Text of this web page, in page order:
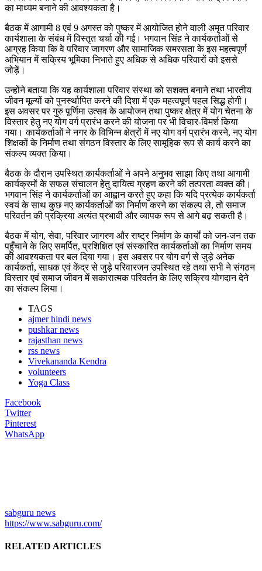
का माध्यम बनाने की आवश्यकता है।
बैठक में आगामी 8 एवं 9 अगस्त को पुष्कर में आयोजित होने वाली अमृत परिवार
कार्यशाला के संबंध में विस्तृत चर्चा की गई। भगवान सिंह ने कार्यकर्ताओं से
आग्रह किया कि वे परिवार जागरण और सामाजिक समरसता के इस महत्वपूर्ण
अभियान में सक्रिय भूमिका निभाते हुए अधिक से अधिक परिवारों को इससे
जोड़ें।
उन्होंने बताया कि यह कार्यशाला परिवार संस्था को सशक्त बनाने तथा भारतीय
जीवन मूल्यों को पुनर्स्थापित करने की दिशा में एक महत्वपूर्ण पहल सिद्ध होगी।
इस अवसर पर गुरु पूर्णिमा उत्सव के आयोजन तथा पुष्कर क्षेत्र में योग चेतना के
विस्तार हेतु नए योग वर्ग प्रारंभ करने की योजना पर भी विचार-विमर्श किया
गया। कार्यकर्ताओं ने नगर के विभिन्न क्षेत्रों में नए योग वर्ग प्रारंभ करने, नए योग
शिक्षकों के निर्माण तथा संगठन विस्तार के लिए सामूहिक रूप से कार्य करने का
संकल्प व्यक्त किया।
बैठक के दौरान उपस्थित कार्यकर्ताओं ने अपने अनुभव साझा किए तथा आगामी
कार्यक्रमों के सफल संचालन हेतु दायित्व ग्रहण करने की तत्परता व्यक्त की।
भगवान सिंह ने कार्यकर्ताओं का आह्वान करते हुए कहा कि यदि प्रत्येक कार्यकर्ता
स्वयं के साथ कुछ नए कार्यकर्ताओं का निर्माण करने का संकल्प ले, तो समाज
परिवर्तन की प्रक्रिया अत्यंत प्रभावी और व्यापक रूप से आगे बढ़ सकती है।
बैठक में योग, सेवा, परिवार जागरण और राष्ट्र निर्माण के कार्यों को जन-जन तक
पहुँचाने के लिए समर्पित, प्रशिक्षित एवं संस्कारित कार्यकर्ताओं का निर्माण समय
की आवश्यकता पर बल दिया गया। इस अवसर पर योग वर्ग से जुड़े अनेक
कार्यकर्ता, साधक एवं केंद्र से जुड़े परिवारजन उपस्थित रहे तथा सभी ने संगठन
विस्तार एवं समाज जीवन में सकारात्मक परिवर्तन के लिए सक्रिय योगदान देने
का संकल्प लिया।
TAGS
ajmer hindi news
pushkar news
rajasthan news
rss news
Vivekananda Kendra
volunteers
Yoga Class
Facebook
Twitter
Pinterest
WhatsApp
sabguru news
https://www.sabguru.com/
RELATED ARTICLES